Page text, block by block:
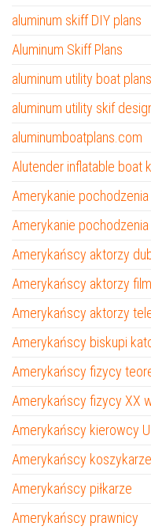
aluminum skiff DIY plans
Aluminum Skiff Plans
aluminum utility boat plans
aluminum utility skif
aluminumboatplans.com
Alutender inflatable boat
Amerykanie
Amerykanie
Amerykańscy aktorzy
Amerykańscy aktorzy
Amerykańscy aktorzy
Amerykańscy biskupi
Amerykańscy fizycy
Amerykańscy fizycy XX
Amerykańscy kierowcy
Amerykańscy koszykarze
Amerykańscy piłkarze
Amerykańscy prawnicy